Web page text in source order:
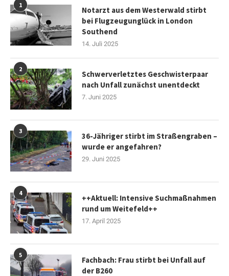
1
Notarzt aus dem Westerwald stirbt
bei Flugzeugunglück in London
Southend
14. Juli 2025
2
Schwerverletztes Geschwisterpaar
nach Unfall zunächst unentdeckt
7. Juni 2025
3
36-Jähriger stirbt im Straßengraben –
wurde er angefahren?
29. Juni 2025
4
++Aktuell: Intensive Suchmaßnahmen
rund um Weitefeld++
17. April 2025
5
Fachbach: Frau stirbt bei Unfall auf
der B260